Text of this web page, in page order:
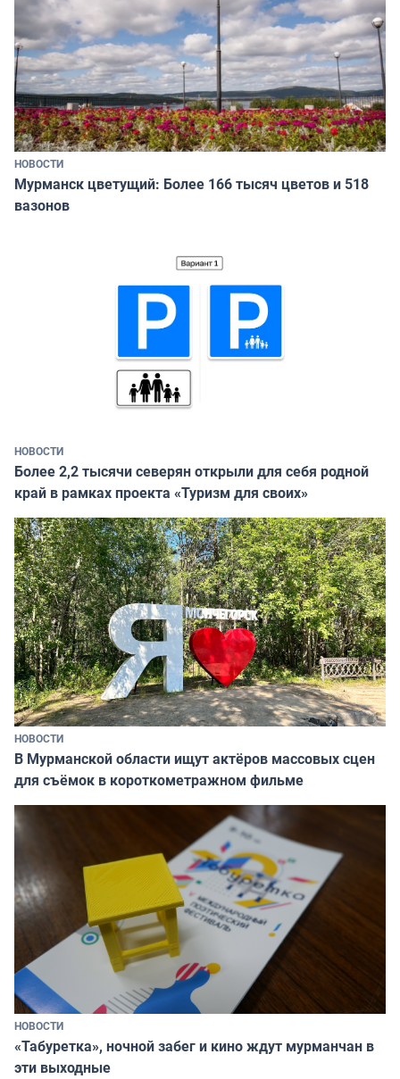
НОВОСТИ
Мурманск цветущий: Более 166 тысяч цветов и 518
вазонов
НОВОСТИ
Более 2,2 тысячи северян открыли для себя родной
край в рамках проекта «Туризм для своих»
НОВОСТИ
В Мурманской области ищут актёров массовых сцен
для съёмок в короткометражном фильме
НОВОСТИ
«Табуретка», ночной забег и кино ждут мурманчан в
эти выходные